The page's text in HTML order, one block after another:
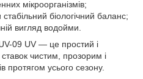
мікроорганізмів;
біологічний баланс;
вигляд водойми.
09 UV — це простий і
чистим, прозорим і
протягом усього сезону.